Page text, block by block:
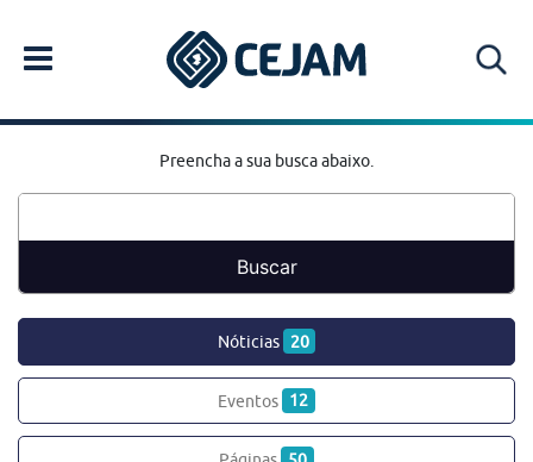
Preencha a sua busca abaixo.
Nóticias 20
Eventos 12